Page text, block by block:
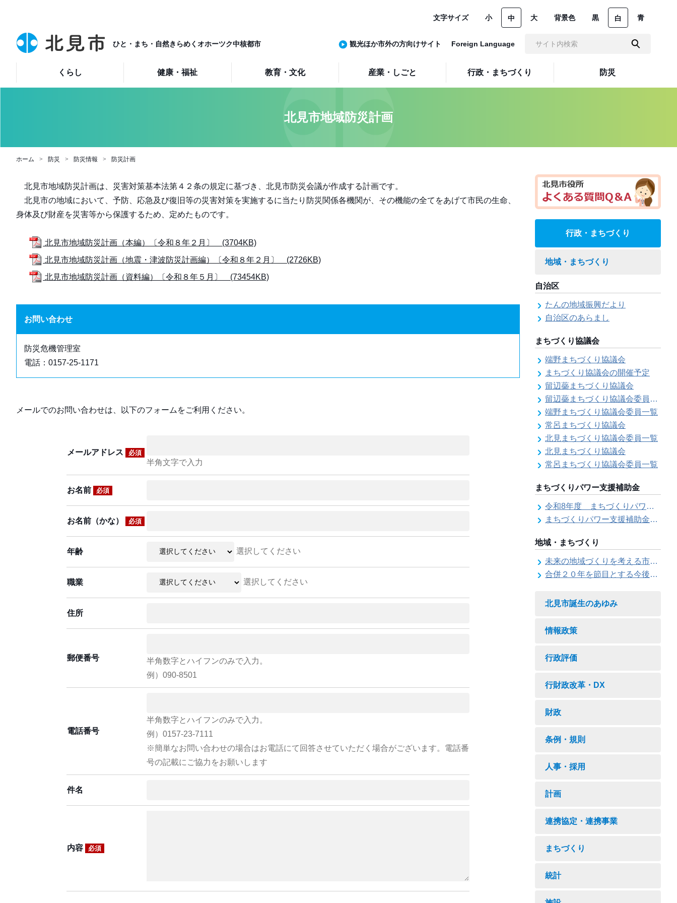
ひと・まち・自然きらめくオホーツク中核都市
くらし 健康・福祉 教育・文化 産業・しごと 行政・まちづくり 防災
文字サイズ 小 中 大 背景色 黒 白 青
観光ほか市外の方向けサイト Foreign Language
北見市地域防災計画
ホーム 防災 防災情報 防災計画
北見市地域防災計画は、災害対策基本法第４２条の規定に基づき、北見市防災会議が作成する計画です。
北見市の地域において、予防、応急及び復旧等の災害対策を実施するに当たり防災関係各機関が、その機能の全てをあげて市民の生命、
身体及び財産を災害等から保護するため、定めたものです。
北見市地域防災計画（本編）〔令和８年２月〕 (3704KB)
北見市地域防災計画（地震・津波防災計画編）〔令和８年２月〕 (2726KB)
北見市地域防災計画（資料編）〔令和８年５月〕 (73454KB)
お問い合わせ
防災危機管理室
電話：0157-25-1171
メールでのお問い合わせは、以下のフォームをご利用ください。
メールアドレス 必須
半角文字で入力
お名前 必須
お名前（かな） 必須
年齢 選択してください
職業 選択してください
住所
郵便番号
半角数字とハイフンのみで入力。
例）090-8501
電話番号
半角数字とハイフンのみで入力。
例）0157-23-7111
※簡単なお問い合わせの場合はお電話にて回答させていただく場合がございます。電話番
号の記載にご協力をお願いします
件名
内容 必須
行政・まちづくり
地域・まちづくり
自治区
たんの地域振興だより
自治区のあらまし
まちづくり協議会
端野まちづくり協議会
まちづくり協議会の開催予定
留辺蘂まちづくり協議会
留辺蘂まちづくり協議会委員一覧
端野まちづくり協議会委員一覧
常呂まちづくり協議会
北見まちづくり協議会委員一覧
北見まちづくり協議会
常呂まちづくり協議会委員一覧
まちづくりパワー支援補助金
令和8年度 まちづくりパワー支援補助金の募集【受付は終了しました。】
まちづくりパワー支援補助金の交付結果
地域・まちづくり
未来の地域づくりを考える市民会議
合併２０年を節目とする今後の地域づくりに関する市長懇話会
北見市誕生のあゆみ
情報政策
行政評価
行財政改革・DX
財政
条例・規則
人事・採用
計画
連携協定・連携事業
まちづくり
統計